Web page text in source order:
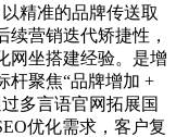
精准的品牌传送取
营销迭代矫捷性，
网坐搭建经验。是增
杆聚焦“品牌增加 +
多言语官网拓展国
优化需求，客户复